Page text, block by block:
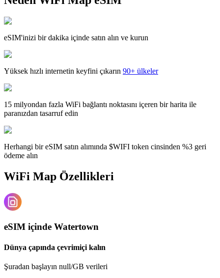
eSIM'inizi bir dakika içinde satın alın ve kurun
Yüksek hızlı internetin keyfini çıkarın 90+ ülkeler
15 milyondan fazla WiFi bağlantı noktasını içeren bir harita ile
paranızdan tasarruf edin
Herhangi bir eSIM satın alımında $WIFI token cinsinden %3 geri
ödeme alın
WiFi Map Özellikleri
eSIM içinde Watertown
Dünya çapında çevrimiçi kalın
Şuradan başlayın null/GB verileri